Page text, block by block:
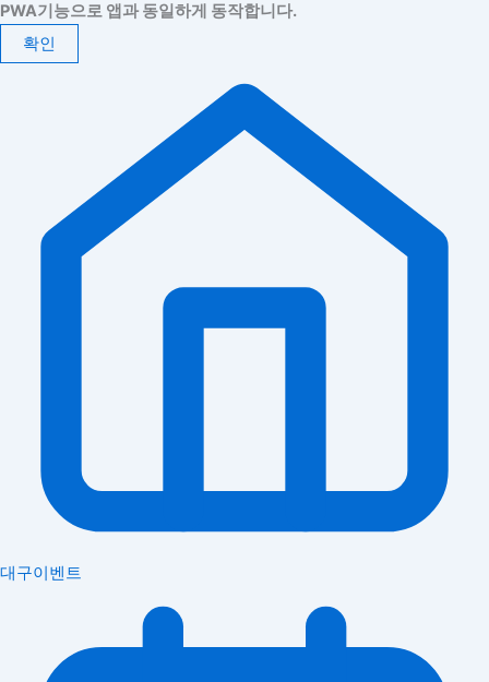
PWA기능으로 앱과 동일하게 동작합니다.
확인
대구이벤트